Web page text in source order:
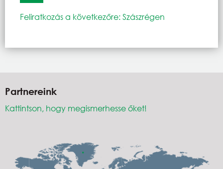
Feliratkozás a következőre: Szászrégen
Partnereink
Kattintson, hogy megismerhesse őket!